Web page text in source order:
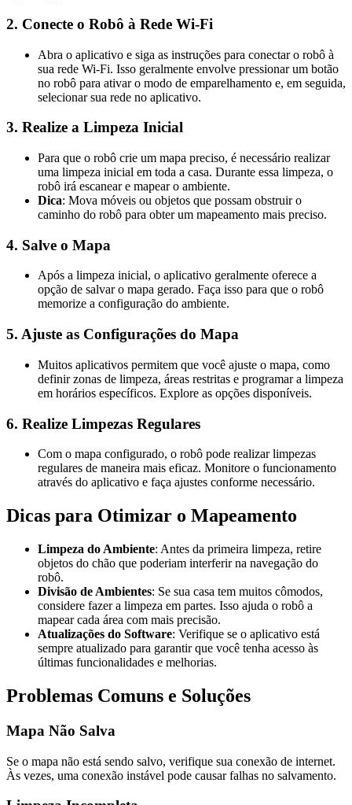
2. Conecte o Robô à Rede Wi-Fi
Abra o aplicativo e siga as instruções para conectar o robô à
sua rede Wi-Fi. Isso geralmente envolve pressionar um botão
no robô para ativar o modo de emparelhamento e, em seguida,
selecionar sua rede no aplicativo.
3. Realize a Limpeza Inicial
Para que o robô crie um mapa preciso, é necessário realizar
uma limpeza inicial em toda a casa. Durante essa limpeza, o
robô irá escanear e mapear o ambiente.
Dica: Mova móveis ou objetos que possam obstruir o
caminho do robô para obter um mapeamento mais preciso.
4. Salve o Mapa
Após a limpeza inicial, o aplicativo geralmente oferece a
opção de salvar o mapa gerado. Faça isso para que o robô
memorize a configuração do ambiente.
5. Ajuste as Configurações do Mapa
Muitos aplicativos permitem que você ajuste o mapa, como
definir zonas de limpeza, áreas restritas e programar a limpeza
em horários específicos. Explore as opções disponíveis.
6. Realize Limpezas Regulares
Com o mapa configurado, o robô pode realizar limpezas
regulares de maneira mais eficaz. Monitore o funcionamento
através do aplicativo e faça ajustes conforme necessário.
Dicas para Otimizar o Mapeamento
Limpeza do Ambiente: Antes da primeira limpeza, retire
objetos do chão que poderiam interferir na navegação do
robô.
Divisão de Ambientes: Se sua casa tem muitos cômodos,
considere fazer a limpeza em partes. Isso ajuda o robô a
mapear cada área com mais precisão.
Atualizações do Software: Verifique se o aplicativo está
sempre atualizado para garantir que você tenha acesso às
últimas funcionalidades e melhorias.
Problemas Comuns e Soluções
Mapa Não Salva
Se o mapa não está sendo salvo, verifique sua conexão de internet.
Às vezes, uma conexão instável pode causar falhas no salvamento.